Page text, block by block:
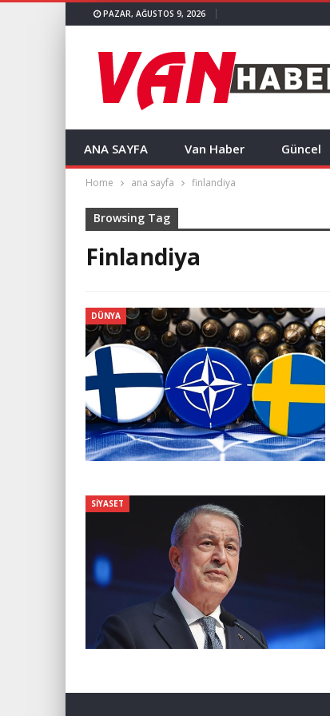
PAZAR, AĞUSTOS 9, 2026
ANA SAYFA Van Haber Güncel
Home ana sayfa finlandiya
Browsing Tag
Finlandiya
DÜNYA
SIYASET